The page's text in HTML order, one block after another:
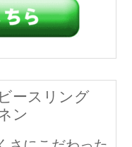
ースリング
ン